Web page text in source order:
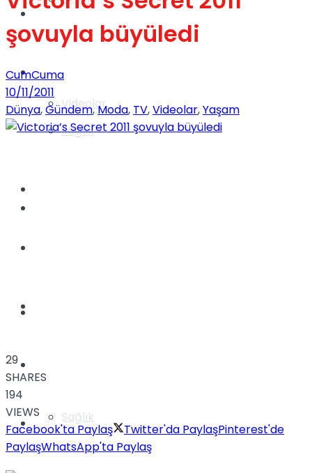
Videolar
Sağlık
Gündem
Yaşam
Sağlık
Müzik
şovuyla büyüledi
CumCuma
10/11/2011
Dünya,Gündem,Moda, TV,Videolar,Yaşam
29
SHARES
194
VIEWS
Facebook'ta Paylaş
Twitter'da PaylaşPinterest'de
PaylaşWhatsApp'ta Paylaş